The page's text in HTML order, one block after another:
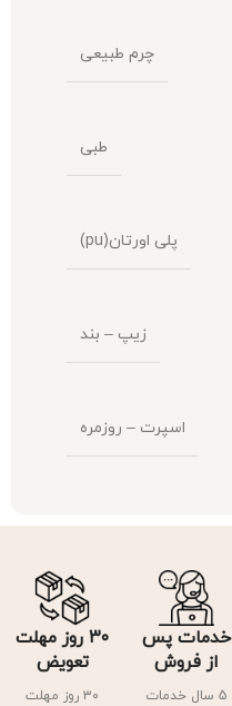
چرم طبیعی
طبی
پلی اورتان(pu)
زیپ – بند
اسپرت – روزمره
خدمات پس
از فروش
5 سال خدمات
۳۰ روز مهلت
تعویض
۳۰ روز مهلت